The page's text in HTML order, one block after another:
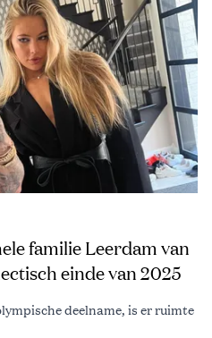
familie Leerdam van
einde van 2025
deelname, is er ruimte